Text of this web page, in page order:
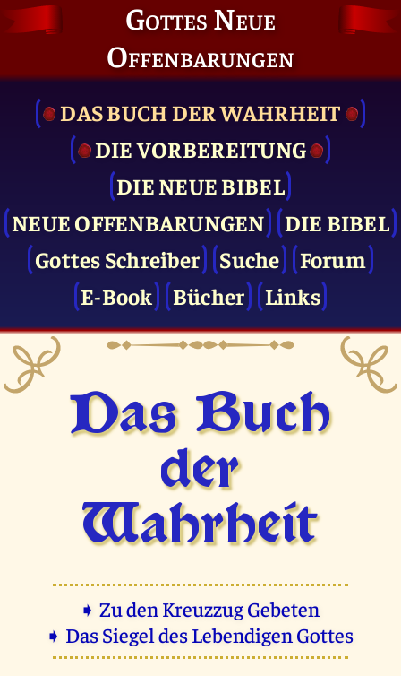
Gottes Neue
Offenbarungen
DAS BUCH DER WAHRHEIT
DIE VOR­BEREITUNG
DIE NEUE BIBEL
NEUE OFFENBARUNGEN
DIE BIBEL
Gottes Schreiber
Suche
Forum
E-Book
Bücher Links
Das Buch
der
Wahrheit
➧ Zu den Kreuzzug Gebeten
➧ Das Siegel des Lebendigen Gottes